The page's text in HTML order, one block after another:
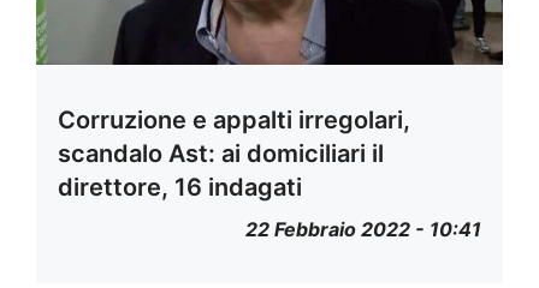
Corruzione e appalti irregolari,
scandalo Ast: ai domiciliari il
direttore, 16 indagati
22 Febbraio 2022 - 10:41